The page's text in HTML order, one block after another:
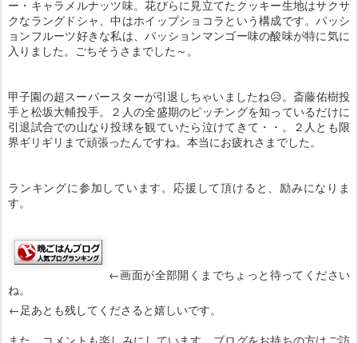
ー・キャラメルナッツ味。花びらに見立てたクッキー生地はサクサ
クなラングドシャ、中はホイップショコラという構成です。パッシ
ョンフルーツ好きな私は、パッションマンゴー味の酸味が特に気に
入りました。ごちそうさまでした～。
甲子園の超スーパースターが引退しちゃいましたね😥。斎藤佑樹投
手と松坂大輔投手。２人の全盛期のピッチングを知っているだけに
引退試合での山なり投球を観ていたら泣けてきて・・。２人とも限
界ギリギリまで頑張ったんですね。本当にお疲れさまでした。
ランキングに参加しています。応援して頂けると、励みになりま
す。
←画面が全部開くまでちょっと待ってください
ね。
←足あとも残してくださると嬉しいです。